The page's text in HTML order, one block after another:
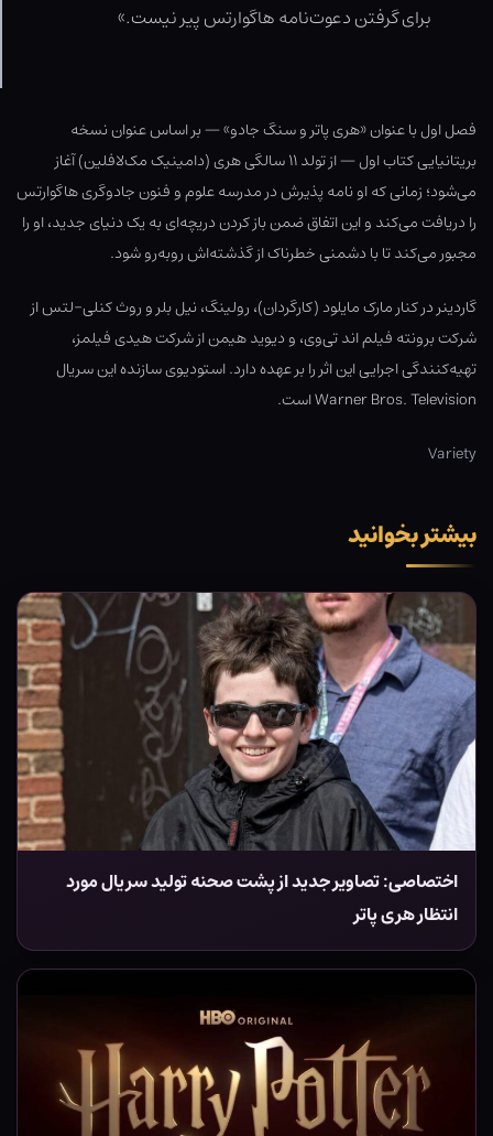
برای گرفتن دعوت‌نامه هاگوارتس پیر نیست.»
فصل اول با عنوان «هری پاتر و سنگ جادو» — بر اساس عنوان نسخه
بریتانیایی کتاب اول — از تولد ۱۱ سالگی هری (دامینیک مک‌لافلین) آغاز
می‌شود؛ زمانی که او نامه پذیرش در مدرسه علوم و فنون جادوگری هاگوارتس
را دریافت می‌کند و این اتفاق ضمن باز کردن دریچه‌ای به یک دنیای جدید، او را
مجبور می‌کند تا با دشمنی خطرناک از گذشته‌اش روبه‌رو شود.
گاردینر در کنار مارک مایلود (کارگردان)، رولینگ، نیل بلر و روث کنلی-لتس از
شرکت برونته فیلم اند تی‌وی، و دیوید هیمن از شرکت هیدی فیلمز،
تهیه‌کنندگی اجرایی این اثر را بر عهده دارد. استودیوی سازنده این سریال
Warner Bros. Television است.
Variety
بیشتر بخوانید
اختصاصی: تصاویر جدید از پشت صحنه تولید سریال مورد
انتظار هری پاتر